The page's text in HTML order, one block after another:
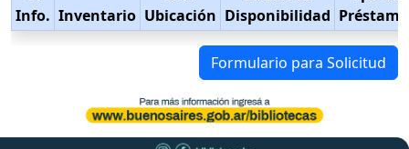
Info. Inventario Ubicación Disponibilidad Préstamo
Formulario para Solicitud